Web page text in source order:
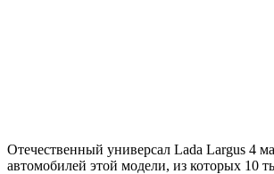
Отечественный универсал Lada Largus 4
автомобилей этой модели, из которых 10